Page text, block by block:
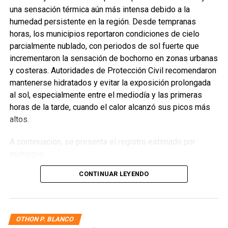
una sensación térmica aún más intensa debido a la
humedad persistente en la región. Desde tempranas
horas, los municipios reportaron condiciones de cielo
parcialmente nublado, con periodos de sol fuerte que
incrementaron la sensación de bochorno en zonas urbanas
y costeras. Autoridades de Protección Civil recomendaron
mantenerse hidratados y evitar la exposición prolongada
al sol, especialmente entre el mediodía y las primeras
horas de la tarde, cuando el calor alcanzó sus picos más
altos.
A continuación, se presenta el registro estimado por
Benito Juárez— 33°C / 40°C
Solidaridad— 32°C / 39°C
Isla Mujeres
CONTINUAR LEYENDO
OTHON P. BLANCO